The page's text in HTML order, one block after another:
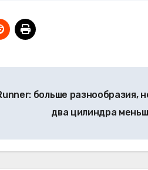
больше разнообразия,
два цилиндра